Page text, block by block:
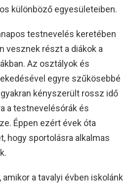
különböző egyesületeiben.
testnevelés keretében
vesznek részt a diákok a
Az osztályok és
egyre szűkösebbé
kényszerült rossz idő
a testnevelésórák és
Éppen ezért évek óta
hogy sportolásra alkalmas
a tavalyi évben iskolánk